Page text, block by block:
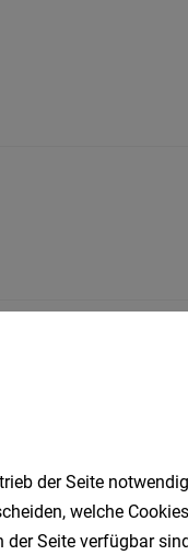
der Seite
welche
Seite verfügbar